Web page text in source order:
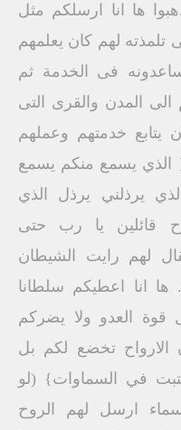
ها انا ارسلكم مثل
ذئاب} لو 1:10-3. وفى تلمذته لهم كان يعلمهم
فى الخدمة ثم
الى المدن والقرى التى
يتابع خدمتهم وعملهم
الذي يسمع منكم يسمع
يرذلني يرذل الذي
قائلين يا رب حتى
لهم رايت الشيطان
انا اعطيكم سلطانا
قوة العدو ولا يضركم
الارواح تخضع لكم بل
في السماوات} (لو
للسماء ارسل لهم الروح